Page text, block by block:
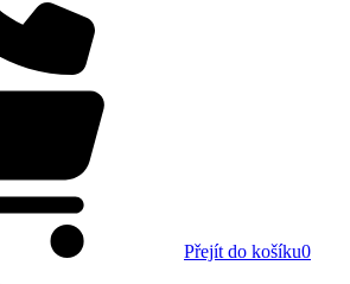
Přejít do košíku0